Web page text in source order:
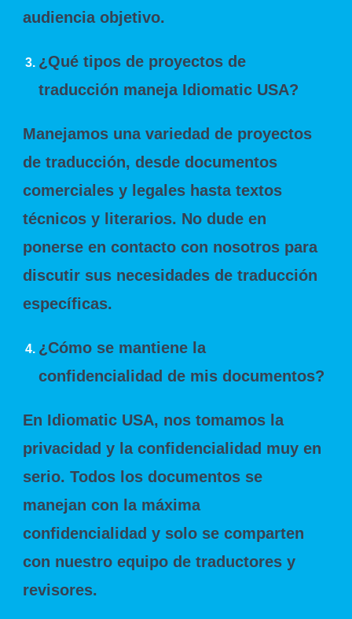
audiencia objetivo.
¿Qué tipos de proyectos de
traducción maneja Idiomatic USA?
Manejamos una variedad de proyectos
de traducción, desde documentos
comerciales y legales hasta textos
técnicos y literarios. No dude en
ponerse en contacto con nosotros para
discutir sus necesidades de traducción
específicas.
¿Cómo se mantiene la
confidencialidad de mis documentos?
En Idiomatic USA, nos tomamos la
privacidad y la confidencialidad muy en
serio. Todos los documentos se
manejan con la máxima
confidencialidad y solo se comparten
con nuestro equipo de traductores y
revisores.